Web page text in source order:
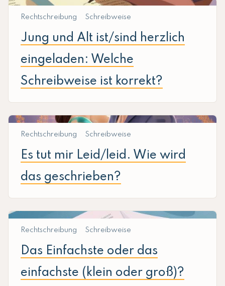
Rechtschreibung Schreibweise
Jung und Alt ist/sind herzlich
eingeladen: Welche
Schreibweise ist korrekt?
Rechtschreibung Schreibweise
Es tut mir Leid/leid. Wie wird
das geschrieben?
Rechtschreibung Schreibweise
Das Einfachste oder das
einfachste (klein oder groß)?